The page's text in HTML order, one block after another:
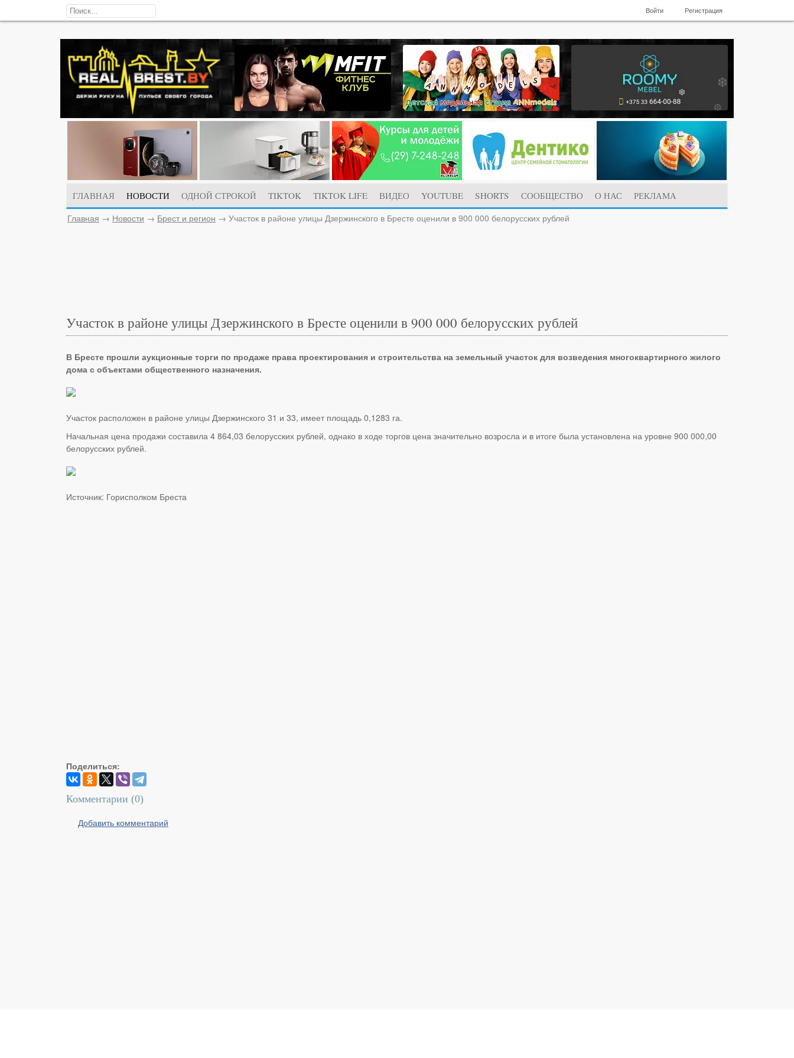
Войти Регистрация
ГЛАВНАЯ НОВОСТИ ОДНОЙ СТРОКОЙ TIKTOK TIKTOK LIFE ВИДЕО YOUTUBE SHORTS СООБЩЕСТВО О НАС
РЕКЛАМА
Главная → Новости → Брест и регион → Участок в районе улицы Дзержинского в Бресте оценили в 900 000 белорусских рублей
Участок в районе улицы Дзержинского в Бресте оценили в 900 000 белорусских рублей
В Бресте прошли аукционные торги по продаже права проектирования и строительства на земельный участок для возведения многоквартирного жилого
дома с объектами общественного назначения.
Участок расположен в районе улицы Дзержинского 31 и 33, имеет площадь 0,1283 га.
Начальная цена продажи составила 4 864,03 белорусских рублей, однако в ходе торгов цена значительно возросла и в итоге была установлена на уровне 900 000,00
белорусских рублей.
Источник: Горисполком Бреста
Поделиться:
Комментарии (0)
Добавить комментарий